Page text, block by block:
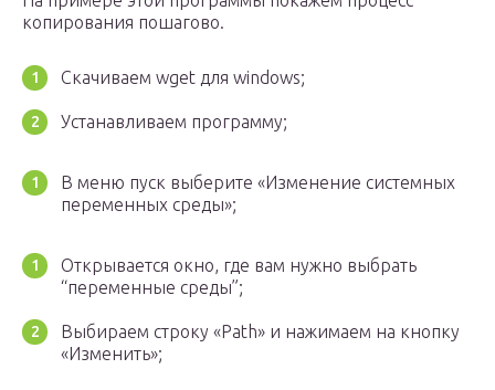
копирования пошагово.
Скачиваем wget для windows;
Устанавливаем программу;
В меню пуск выберите «Изменение системных
переменных среды»;
Открывается окно, где вам нужно выбрать
“переменные среды”;
Выбираем строку «Path» и нажимаем на кнопку
«Изменить»;